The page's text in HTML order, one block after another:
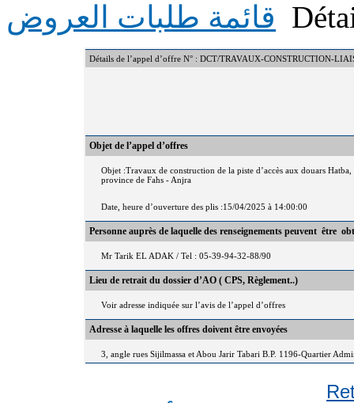
قائمة طلبات العروض
Détails de l’appel d’offre N° : DCT/TRAVAUX-CONSTRUCTION-
Objet de l’appel d’offres
Objet :Travaux de construction de la piste d’accès aux douars
province de Fahs - Anjra
Date, heure d’ouverture des plis :15/04/2025 à 14:00:00
Personne auprès de laquelle des renseignements peuvent être
Mr Tarik EL ADAK / Tel : 05-39-94-32-88/90
Lieu de retrait du dossier d’AO ( CPS, Règlement..)
Voir adresse indiquée sur l’avis de l’appel d’offres
Adresse à laquelle les offres doivent être envoyées
3, angle rues Sijilmassa et Abou Jarir Tabari B.P. 1196-Quartier